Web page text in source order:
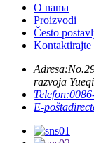
O nama
Proizvodi
Često
Kontaktirajte
Adresa:
razvoja
Telefon:
E-pošta